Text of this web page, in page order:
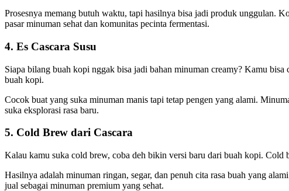
Prosesnya memang butuh waktu, tapi hasilnya bisa jadi produk unggulan.
pasar minuman sehat dan komunitas pecinta fermentasi.
4. Es Cascara Susu
Siapa bilang buah kopi nggak bisa jadi bahan minuman creamy? Kamu bisa
buah kopi.
Cocok buat yang suka minuman manis tapi tetap pengen yang alami.
suka eksplorasi rasa baru.
5. Cold Brew dari Cascara
Kalau kamu suka cold brew, coba deh bikin versi baru dari buah kopi. Cold
Hasilnya adalah minuman ringan, segar, dan penuh cita rasa buah yang
jual sebagai minuman premium yang sehat.